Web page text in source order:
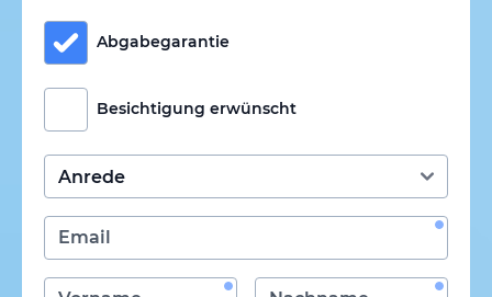
Abgabegarantie
Besichtigung erwünscht